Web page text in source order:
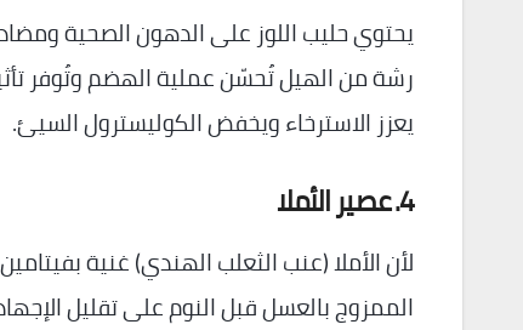
يحتوي حليب اللوز على الدهون الصحية
رشة من الهيل تُحسّن عملية الهضم وتُوفر
يعزز الاسترخاء ويخفض الكوليسترول السيئ.
4. عصير الأملا
الممزوج بالعسل قبل النوم على تقليل